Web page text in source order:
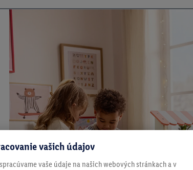
vašich údajov
spracúvame vaše údaje na našich webových stránkach a v